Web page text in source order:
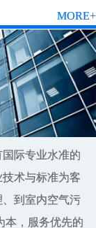
MORE+
际专业水准的
术与标准为客
到室内空气污
本，服务优先的